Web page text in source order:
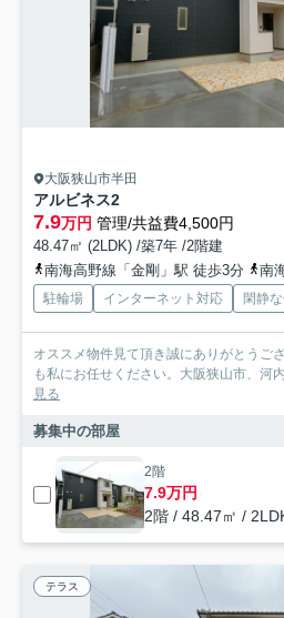
大阪狭山市半田
アルビネス2
7.9万円 管理/共益費4,500円
48.47㎡ (2LDK) /築7年 /2階建
南海高野線「金剛」駅 徒歩3分
南海
駐輪場 インターネット対応 閑静
オススメ物件見て頂き誠にありがとうご
も私にお任せください。大阪狭山市、河
見る
募集中の部屋
2階
7.9万円
2階 / 48.47㎡ /
テラス